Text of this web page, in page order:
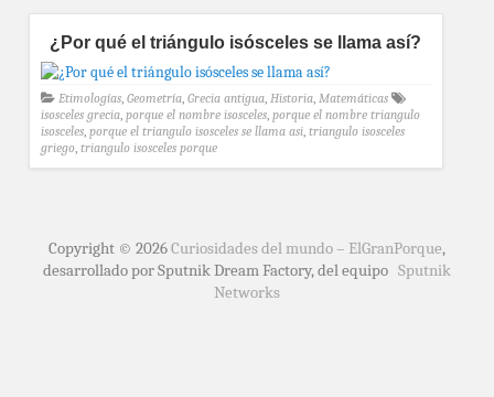
¿Por qué el triángulo isósceles se llama así?
Etimologías, Geometría, Grecia antigua, Historia, Matemáticas
isosceles grecia, porque el nombre isosceles, porque el nombre triangulo
isosceles, porque el triangulo isosceles se llama asi, triangulo isosceles
griego, triangulo isosceles porque
Copyright © 2026Curiosidades del mundo – ElGranPorque,
desarrollado por Sputnik Dream Factory, del equipo Sputnik
Networks